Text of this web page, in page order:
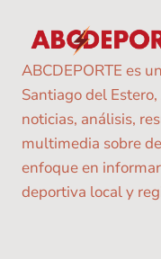
ABCDEPORTE es
Santiago del
noticias, análisis,
multimedia sobre
enfoque en
deportiva local y